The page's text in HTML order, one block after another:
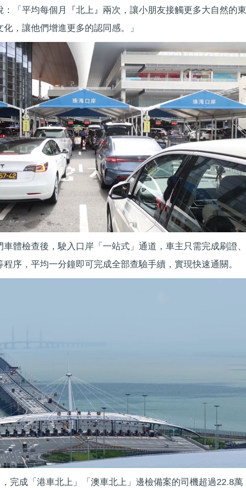
：「平均每個月『北上』兩次，讓小朋友接觸更多大自然的東
，讓他們增進更多的認同感。」
車體檢查後，駛入口岸「一站式」通道，車主只需完成刷證、
序，平均一分鐘即可完成全部查驗手續，實現快速通關。
完成「港車北上」「澳車北上」邊檢備案的司機超過22.8萬